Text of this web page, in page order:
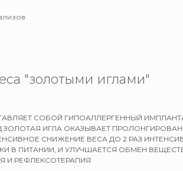
"золотыми иглами"
СОБОЙ ГИПОАЛЛЕРГЕННЫЙ
ИГЛА ОКАЗЫВАЕТ
СНИЖЕНИЕ ВЕСА ДО 2 РАЗ
В ПИТАНИИ, И УЛУЧШАЕТСЯ ОБМЕН
И РЕФЛЕКСОТЕРАПИЯ